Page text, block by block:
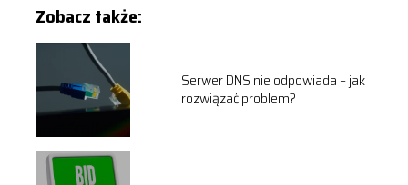
Zobacz także:
Serwer DNS nie odpowiada – jak
rozwiązać problem?